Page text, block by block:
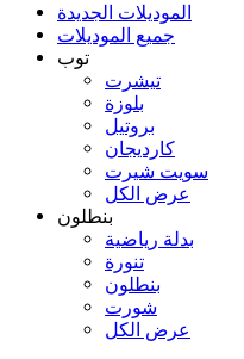
الموديلات الجديدة
جميع الموديلات
توب
تيشرت
بلوزة
بروتيل
كارديجان
سويت شيرت
عرض الكل
بنطلون
بدلة رياضية
تنورة
بنطلون
شورت
عرض الكل